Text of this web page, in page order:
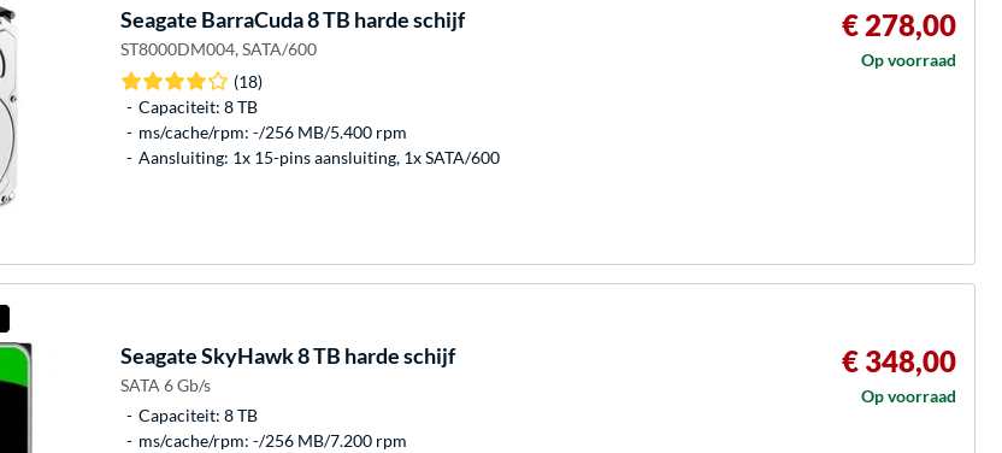
Seagate BarraCuda 8 TB harde schijf
ST8000DM004, SATA/600
(18)
Capaciteit: 8 TB
ms/cache/rpm: -/256 MB/5.400 rpm
Aansluiting: 1x 15-pins aansluiting, 1x SATA/600
€ 278,00
Op voorraad
SeagateSkyHawk 8 TB harde schijf
SATA 6 Gb/s
Capaciteit: 8 TB
ms/cache/rpm: -/256 MB/7.200 rpm
€ 348,00
Op voorraad